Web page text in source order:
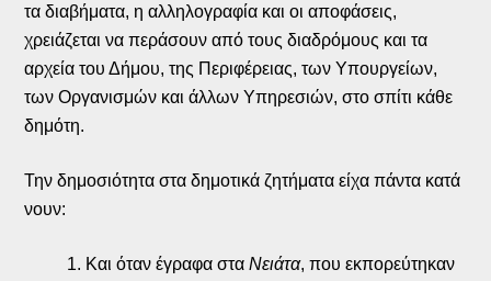
τα διαβήματα, η αλληλογραφία και οι αποφάσεις,
χρειάζεται να περάσουν από τους διαδρόμους και τα
αρχεία του Δήμου, της Περιφέρειας, των Υπουργείων,
των Οργανισμών και άλλων Υπηρεσιών, στο σπίτι κάθε
δημότη.
Την δημοσιότητα στα δημοτικά ζητήματα είχα πάντα κατά
νουν:
Και όταν έγραφα σταΝειάτα, που εκπορεύτηκαν